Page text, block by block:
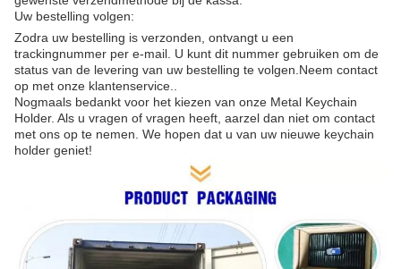
Uw bestelling volgen:
Zodra uw bestelling is verzonden, ontvangt u een
trackingnummer per e-mail. U kunt dit nummer gebruiken om de
status van de levering van uw bestelling te volgen.Neem contact
op met onze klantenservice..
Nogmaals bedankt voor het kiezen van onze Metal Keychain
Holder. Als u vragen of vragen heeft, aarzel dan niet om contact
met ons op te nemen. We hopen dat u van uw nieuwe keychain
holder geniet!